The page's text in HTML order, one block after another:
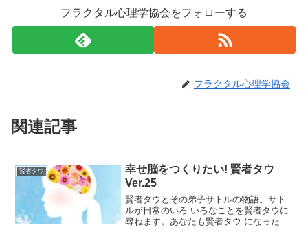
フラクタル心理学協会をフォローする
フラクタル心理学協会
関連記事
賢者タウ
幸せ脳をつくりたい! 賢者タウ
Ver.25
賢者タウとその弟子サトルの物語。サト
ルが日常のいろ いろなことを賢者タウに
尋ねます。あなたも賢者タウ になったつ